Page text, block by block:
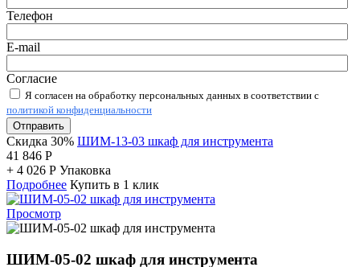
Телефон
E-mail
Согласие
Я согласен на обработку персональных данных в соответствии с
политикой конфиденциальности
Отправить
Скидка 30% ШИМ-13-03 шкаф для инструмента
41 846 Р
+ 4 026 Р Упаковка
Подробнее Купить в 1 клик
Просмотр
ШИМ-05-02 шкаф для инструмента